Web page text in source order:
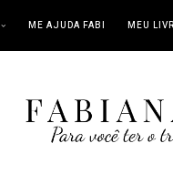
ME AJUDA FABI MEU